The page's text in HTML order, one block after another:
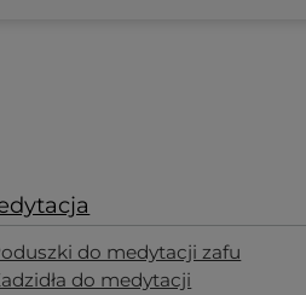
do medytacji zafu
do medytacji